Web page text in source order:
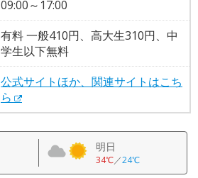
09:00～17:00
有料 一般410円、高大生310円、中
学生以下無料
公式サイトほか、関連サイトはこち
ら
明日
34℃／24℃